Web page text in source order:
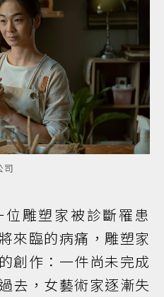
司
位雕塑家被診斷罹患
來臨的病痛，雕塑家
創作：一件尚未完成
去，女藝術家逐漸失